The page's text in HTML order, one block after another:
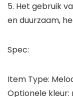
5. Het gebruik
en duurzaam,
Spec:
Item Type:
Optionele